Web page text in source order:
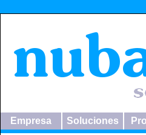
Empresa Soluciones